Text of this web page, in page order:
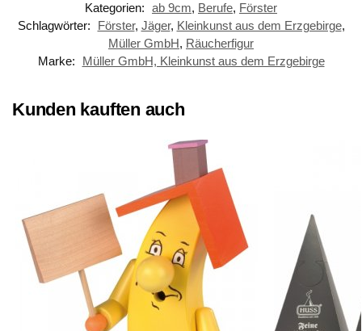
Kategorien: ab 9cm, Berufe, Förster
Schlagwörter:
Förster, Jäger, Kleinkunst aus dem Erzgebirge,
Müller GmbH, Räucherfigur
Marke:
Müller GmbH, Kleinkunst aus dem Erzgebirge
Kunden kauften auch